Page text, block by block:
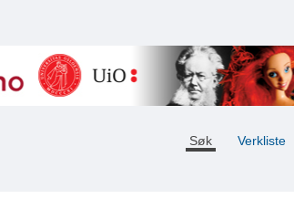
Søk Verkliste